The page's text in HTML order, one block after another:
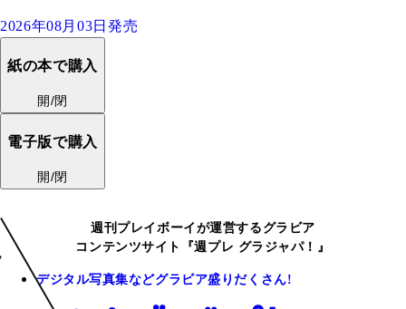
2026年08月03日発売
紙の本で購入
開/閉
電子版で購入
開/閉
週刊プレイボーイが運営するグラビア
コンテンツサイト『週プレ グラジャパ！』
デジタル写真集などグラビア盛りだくさん!